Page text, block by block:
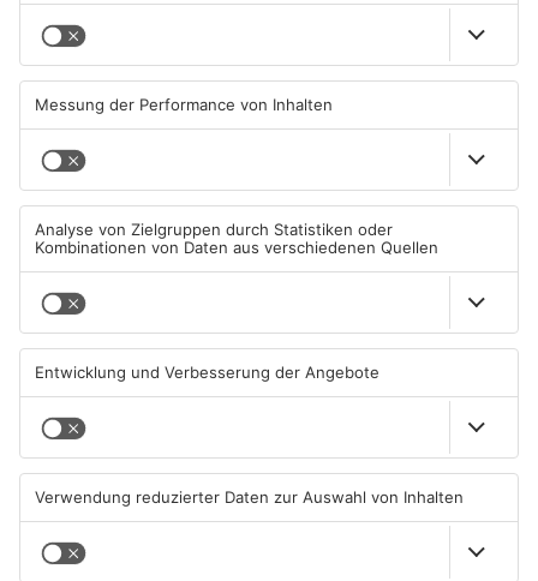
Feuerwerk löst wohl Brand in
Aschaffenburg-Schweinheim
04.08.2026, 13:21 UHR IN
schweren E-Scooter-Raub
04.08.2026, 06:36 UHR IN